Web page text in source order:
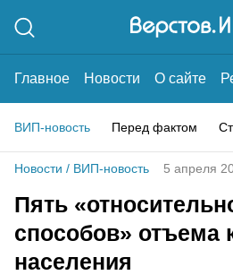
Главное Новости О сайте
ВИП-новость Перед фактом
Новости / ВИП-новость 5 апреля
Пять
способов» отъема
населения